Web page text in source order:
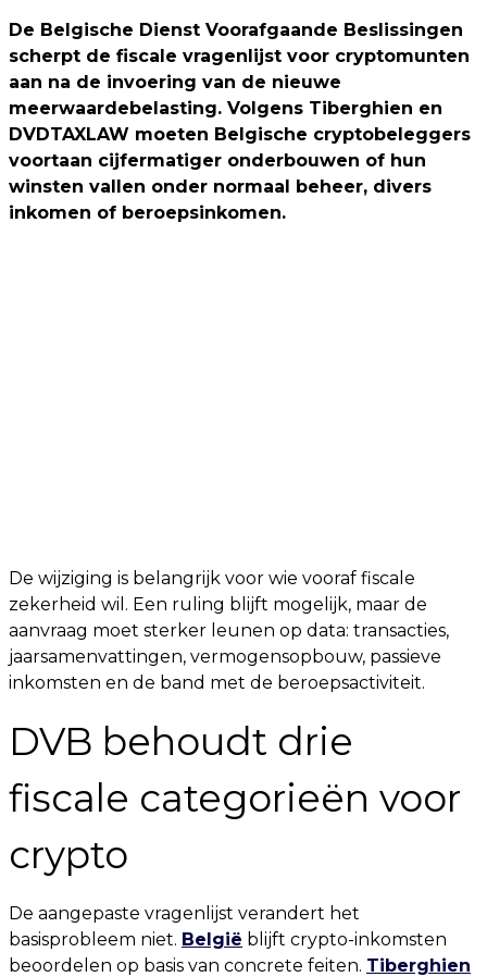
De Belgische Dienst Voorafgaande Beslissingen
scherpt de fiscale vragenlijst voor cryptomunten
aan na de invoering van de nieuwe
meerwaardebelasting. Volgens Tiberghien en
DVDTAXLAW moeten Belgische cryptobeleggers
voortaan cijfermatiger onderbouwen of hun
winsten vallen onder normaal beheer, divers
inkomen of beroepsinkomen.
De wijziging is belangrijk voor wie vooraf fiscale
zekerheid wil. Een ruling blijft mogelijk, maar de
aanvraag moet sterker leunen op data: transacties,
jaarsamenvattingen, vermogensopbouw, passieve
inkomsten en de band met de beroepsactiviteit.
DVB behoudt drie
fiscale categorieën voor
crypto
De aangepaste vragenlijst verandert het
basisprobleem niet. België blijft crypto-inkomsten
beoordelen op basis van concrete feiten. Tiberghien